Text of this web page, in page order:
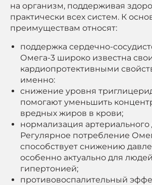
на организм, поддерживая
практически всех систем. К
преимуществам относят:
поддержка сердечно-
Омега-3 широко известна
кардиопротективными
именно:
снижение уровня
помогают уменьшить
вредных жиров в крови;
нормализация артериального
Регулярное потребление
способствует снижению
особенно актуально для
гипертонией;
противовоспалительный